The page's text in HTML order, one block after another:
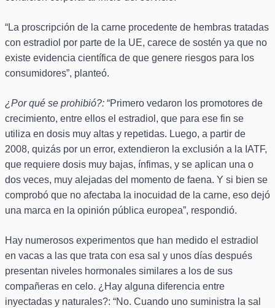
“La proscripción de la carne procedente de hembras tratadas
con estradiol por parte de la UE, carece de sostén ya que no
existe evidencia científica de que genere riesgos para los
consumidores”, planteó.
¿Por qué se prohibió?: “Primero vedaron los promotores de
crecimiento, entre ellos el estradiol, que para ese fin se
utiliza en dosis muy altas y repetidas. Luego, a partir de
2008, quizás por un error, extendieron la exclusión a la IATF,
que requiere dosis muy bajas, ínfimas, y se aplican una o
dos veces, muy alejadas del momento de faena. Y si bien se
comprobó que no afectaba la inocuidad de la carne, eso dejó
una marca en la opinión pública europea”, respondió.
Hay numerosos experimentos que han medido el estradiol
en vacas a las que trata con esa sal y unos días después
presentan niveles hormonales similares a los de sus
compañeras en celo. ¿Hay alguna diferencia entre
inyectadas y naturales?: “No. Cuando uno suministra la sal